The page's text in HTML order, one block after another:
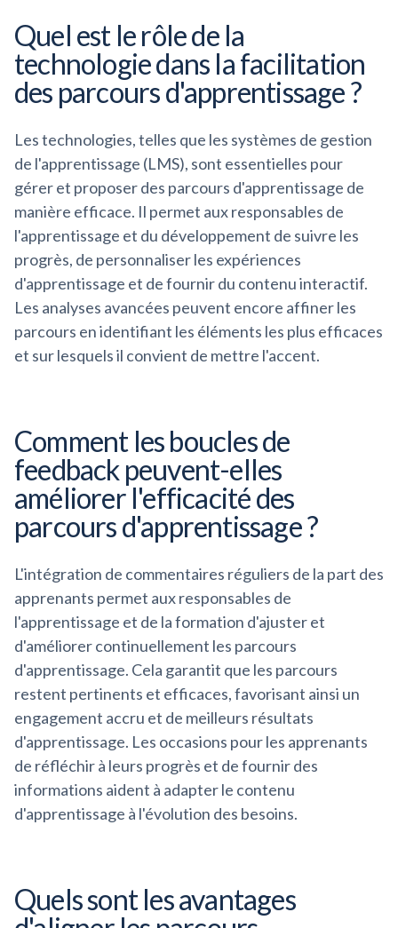
Quel est le rôle de la
technologie dans la facilitation
des parcours d'apprentissage ?
Les technologies, telles que les systèmes de gestion
de l'apprentissage (LMS), sont essentielles pour
gérer et proposer des parcours d'apprentissage de
manière efficace. Il permet aux responsables de
l'apprentissage et du développement de suivre les
progrès, de personnaliser les expériences
d'apprentissage et de fournir du contenu interactif.
Les analyses avancées peuvent encore affiner les
parcours en identifiant les éléments les plus efficaces
et sur lesquels il convient de mettre l'accent.
Comment les boucles de
feedback peuvent-elles
améliorer l'efficacité des
parcours d'apprentissage ?
L'intégration de commentaires réguliers de la part des
apprenants permet aux responsables de
l'apprentissage et de la formation d'ajuster et
d'améliorer continuellement les parcours
d'apprentissage. Cela garantit que les parcours
restent pertinents et efficaces, favorisant ainsi un
engagement accru et de meilleurs résultats
d'apprentissage. Les occasions pour les apprenants
de réfléchir à leurs progrès et de fournir des
informations aident à adapter le contenu
d'apprentissage à l'évolution des besoins.
Quels sont les avantages